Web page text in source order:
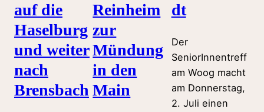
auf die
Haselburg
und weiter
nach
Brensbach
Reinheim
zur
Mündung
in den
Main
dt
Der
SeniorInnentreff
am Woog macht
am Donnerstag,
2. Juli einen